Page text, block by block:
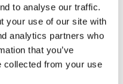
to analyse our traffic.
your use of our site with
analytics partners who
that you’ve
collected from your use
lângă
a materialelor
despre